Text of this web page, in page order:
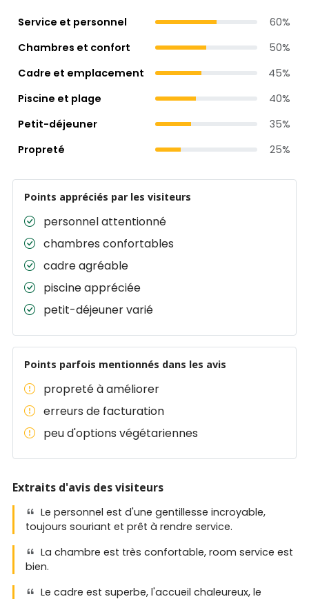
Service et personnel
60%
Chambres et confort
50%
Cadre et emplacement
45%
Piscine et plage
40%
Petit-déjeuner
35%
Propreté
25%
Points appréciés par les visiteurs
personnel attentionné
chambres confortables
cadre agréable
piscine appréciée
petit-déjeuner varié
Points parfois mentionnés dans les avis
propreté à améliorer
erreurs de facturation
peu d'options végétariennes
Extraits d'avis des visiteurs
Le personnel est d'une gentillesse incroyable,
toujours souriant et prêt à rendre service.
La chambre est très confortable, room service est
bien.
Le cadre est superbe, l'accueil chaleureux, le